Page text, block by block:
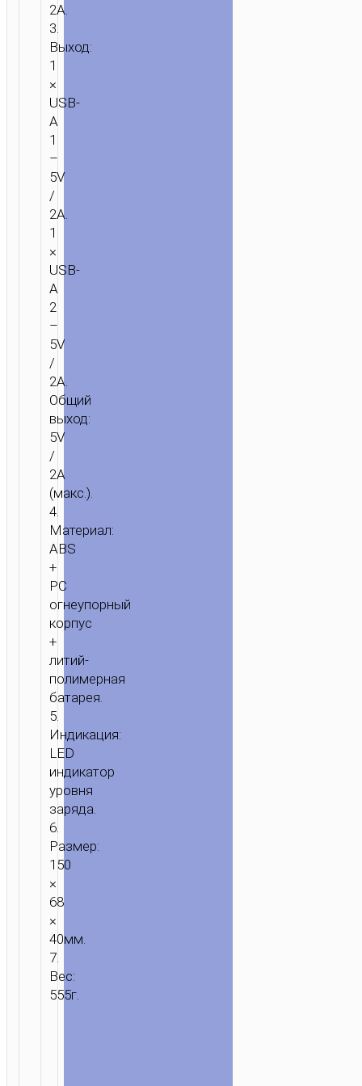
ГЛАВНАЯ
ЗАРЯДКИ
АККУМУЛЯТОРЫ
АККУМУЛЯТОР
30000MAH
2A.
3.
Выход:
1
×
USB-
A
1
–
5V
/
2A.
1
×
USB-
A
2
–
5V
/
2A.
Общий
выход:
5V
/
2A
(макс.).
4.
Материал:
ABS
+
PC
огнеупорный
корпус
+
литий-
полимерная
батарея.
5.
Индикация:
LED
индикатор
уровня
заряда.
6.
Размер:
150
×
68
×
40мм.
7.
Вес:
555г.